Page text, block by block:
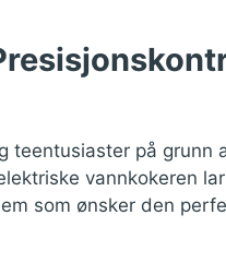
teentusiaster på grunn
vannkokeren
som ønsker den